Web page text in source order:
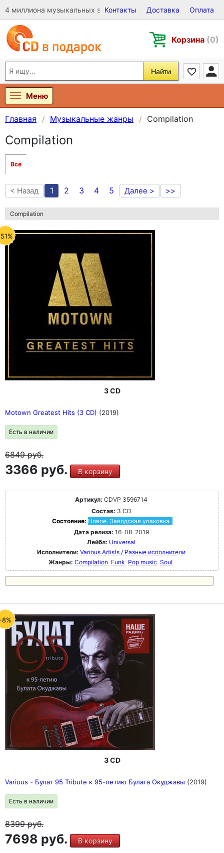
4 миллиона музыкальных записей на Виниле, CD и DVD
Контакты Доставка Оплата
Корзина (0)
Найти
Меню
Главная Музыкальные жанры Compilation
Compilation
Все
< Назад 1 2 3 4 5 Далее > >>
Compilation
3 CD
Motown Greatest Hits (3 CD) (2019)
Есть в наличии
6849руб.
3366 руб. В корзину
Артикул: CDVP 3596714
Состав: 3 CD
Состояние: Новое. Заводская упаковка.
Дата релиза: 16-08-2019
Лейбл: Universal
Исполнители: Various Artists / Разные исполнители
Жанры: Compilation Funk Pop music Soul
8%
3 CD
Various - Булат 95 Tribute к 95-летию Булата Окуджавы (2019)
Есть в наличии
8399руб.
7698 руб. В корзину